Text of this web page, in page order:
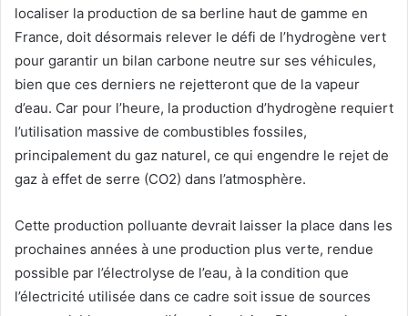
localiser la production de sa berline haut de gamme en
France, doit désormais relever le défi de l’hydrogène vert
pour garantir un bilan carbone neutre sur ses véhicules,
bien que ces derniers ne rejetteront que de la vapeur
d’eau. Car pour l’heure, la production d’hydrogène requiert
l’utilisation massive de combustibles fossiles,
principalement du gaz naturel, ce qui engendre le rejet de
gaz à effet de serre (CO2) dans l’atmosphère.
Cette production polluante devrait laisser la place dans les
prochaines années à une production plus verte, rendue
possible par l’électrolyse de l’eau, à la condition que
l’électricité utilisée dans ce cadre soit issue de sources